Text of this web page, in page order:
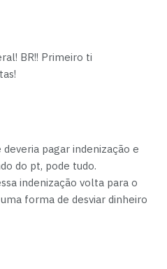
BR!! Primeiro ti
deveria pagar indenização e
do pt, pode tudo.
indenização volta para o
forma de desviar dinheiro